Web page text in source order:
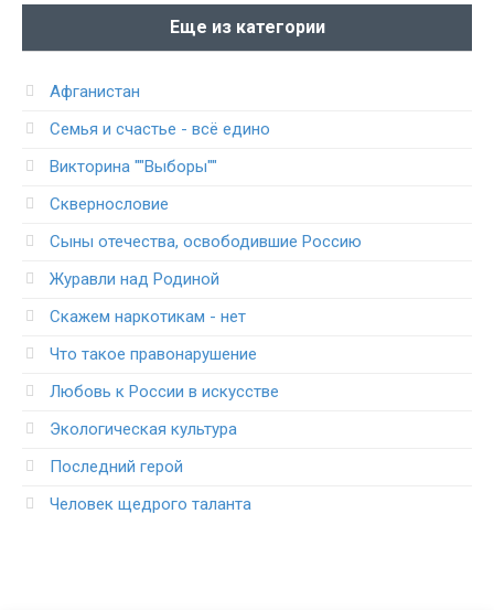
Еще из категории
Афганистан
Семья и счастье - всё едино
Викторина ""Выборы""
Сквернословие
Сыны отечества, освободившие Россию
Журавли над Родиной
Скажем наркотикам - нет
Что такое правонарушение
Любовь к России в искусстве
Экологическая культура
Последний герой
Человек щедрого таланта